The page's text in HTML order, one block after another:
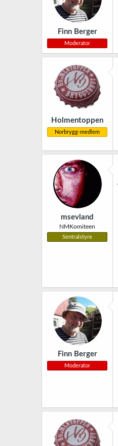
Finn Berger
Moderator
Holmentoppen
Norbrygg-medlem
msevland
NMKomiteen
Sentralstyre
Finn Berger
Moderator